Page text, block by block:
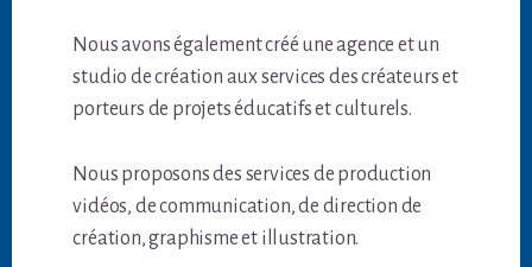
Nous avons également créé une agence et un
studio de création aux services des créateurs et
porteurs de projets éducatifs et culturels.
Nous proposons des services de production
vidéos, de communication, de direction de
création, graphisme et illustration.